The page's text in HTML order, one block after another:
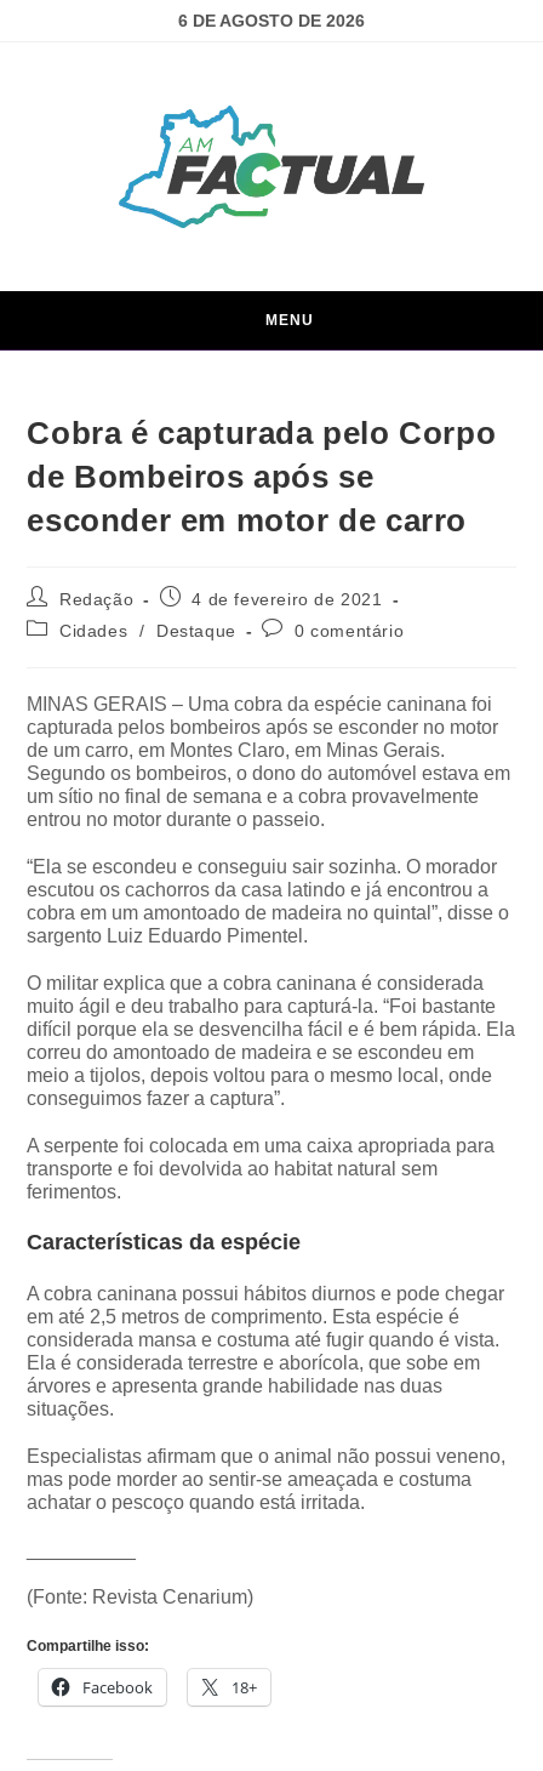
6 DE AGOSTO DE 2026
MENU
Cobra é capturada pelo Corpo
de Bombeiros após se
esconder em motor de carro
Redação
4 de fevereiro de 2021
Cidades
/ Destaque 0 comentário
MINAS GERAIS – Uma cobra da espécie caninana foi
capturada pelos bombeiros após se esconder no motor
de um carro, em Montes Claro, em Minas Gerais.
Segundo os bombeiros, o dono do automóvel estava em
um sítio no final de semana e a cobra provavelmente
entrou no motor durante o passeio.
“Ela se escondeu e conseguiu sair sozinha. O morador
escutou os cachorros da casa latindo e já encontrou a
cobra em um amontoado de madeira no quintal”, disse o
sargento Luiz Eduardo Pimentel.
O militar explica que a cobra caninana é considerada
muito ágil e deu trabalho para capturá-la. “Foi bastante
difícil porque ela se desvencilha fácil e é bem rápida. Ela
correu do amontoado de madeira e se escondeu em
meio a tijolos, depois voltou para o mesmo local, onde
conseguimos fazer a captura”.
A serpente foi colocada em uma caixa apropriada para
transporte e foi devolvida ao habitat natural sem
ferimentos.
Características da espécie
A cobra caninana possui hábitos diurnos e pode chegar
em até 2,5 metros de comprimento. Esta espécie é
considerada mansa e costuma até fugir quando é vista.
Ela é considerada terrestre e aborícola, que sobe em
árvores e apresenta grande habilidade nas duas
situações.
Especialistas afirmam que o animal não possui veneno,
mas pode morder ao sentir-se ameaçada e costuma
achatar o pescoço quando está irritada.
(Fonte: Revista Cenarium)
Compartilhe isso:
Facebook 18+